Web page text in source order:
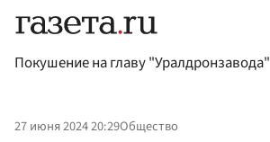
Покушение на главу "Уралдронзавода"
27 июня 2024 20:29Общество